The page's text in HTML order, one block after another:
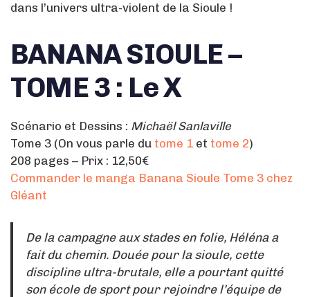
dans l’univers ultra-violent de la Sioule !
BANANA SIOULE –
TOME 3 : Le X
Scénario et Dessins : Michaël Sanlaville
Tome 3 (On vous parle du tome 1 et tome 2)
208 pages – Prix : 12,50€
Commander le manga Banana Sioule Tome 3 chez
Gléant
De la campagne aux stades en folie, Héléna a
fait du chemin. Douée pour la sioule, cette
discipline ultra-brutale, elle a pourtant quitté
son école de sport pour rejoindre l’équipe de